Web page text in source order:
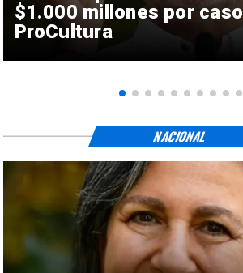
$1.000 millones por caso
ProCultura
NACIONAL